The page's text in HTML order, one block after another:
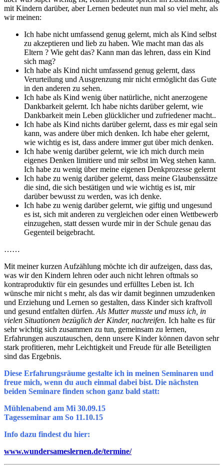
mit Kindern darüber, aber Lernen bedeutet nun mal so viel mehr, als
wir meinen:
Ich habe nicht umfassend genug gelernt, mich als Kind selbst
zu akzeptieren und lieb zu haben. Wie macht man das als
Eltern ? Wie geht das? Kann man das lehren, dass ein Kind
sich mag?
Ich habe als Kind nicht umfassend genug gelernt, dass
Verurteilung und Ausgrenzung mir nicht ermöglicht das Gute
in den anderen zu sehen.
Ich habe als Kind wenig über natürliche, nicht anerzogene
Dankbarkeit gelernt. Ich habe nichts darüber gelernt, wie
Dankbarkeit mein Leben glücklicher und zufriedener macht..
Ich habe als Kind nichts darüber gelernt, dass es mir egal sein
kann, was andere über mich denken. Ich habe eher gelernt,
wie wichtig es ist, dass andere immer gut über mich denken.
Ich habe wenig darüber gelernt, wie ich mich durch mein
eigenes Denken limitiere und mir selbst im Weg stehen kann.
Ich habe zu wenig über meine eigenen Denkprozesse gelernt
Ich habe zu wenig darüber gelernt, dass meine Glaubenssätze
die sind, die sich bestätigen und wie wichtig es ist, mir
darüber bewusst zu werden, was ich denke.
Ich habe zu wenig darüber gelernt, wie giftig und ungesund
es ist, sich mit anderen zu vergleichen oder einen Wettbewerb
einzugehen, statt dessen wurde mir in der Schule genau das
Gegenteil beigebracht.
……
Mit meiner kurzen Aufzählung möchte ich dir aufzeigen, dass das,
was wir den Kindern lehren oder auch nicht lehren oftmals so
kontraproduktiv für ein gesundes und erfülltes Leben ist. Ich
wünsche mir nicht s mehr, als das wir damit beginnen umzudenken
und Erziehung und Lernen so gestalten, dass Kinder sich kraftvoll
und gesund entfalten dürfen. Als Mutter musste und muss ich, in
vielen Situationen bezüglich der Kinder, nachreifen. Ich halte es für
sehr wichtig sich zusammen zu tun, gemeinsam zu lernen,
Erfahrungen auszutauschen, denn unsere Kinder können davon sehr
stark profitieren, mehr Leichtigkeit und Freude für alle Beteiligten
sind das Ergebnis.
Diese Erfahrungsräume gestalte ich in meinen Seminaren und
freue mich, wenn du auch einmal dabei bist. Die nächsten
beiden Seminare finden schon ganz bald statt:
Mühlenabend am Mi 30.09.15
Tagesseminar am So 11.10.15
Info dazu findest du hier:
www.wundersameslernen.de/termine/